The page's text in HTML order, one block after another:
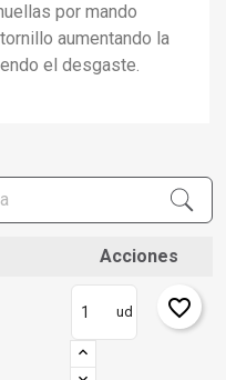
por mando
aumentando la
el desgaste.
Acciones
ud favorite_border